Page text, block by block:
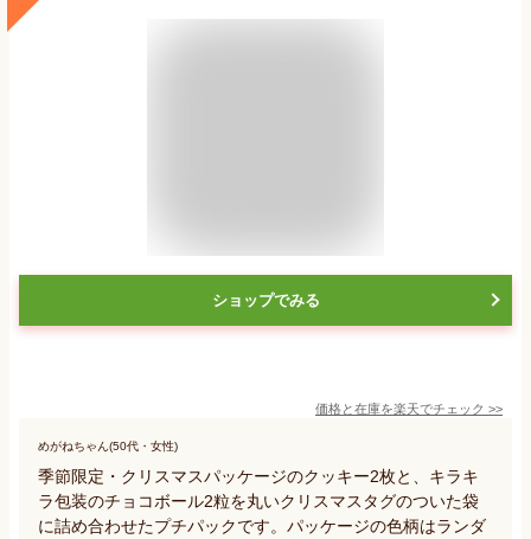
ショップでみる
価格と在庫を楽天でチェック >>
めがねちゃん(50代・女性)
季節限定・クリスマスパッケージのクッキー2枚と、キラキ
ラ包装のチョコボール2粒を丸いクリスマスタグのついた袋
に詰め合わせたプチパックです。パッケージの色柄はランダ